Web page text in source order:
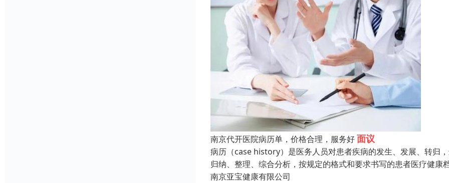
南京代开医院病历单，价格合理，服务好面议
病历（case history）是医务人员对患者疾病的发生、发展、转归
归纳、整理、综合分析，按规定的格式和要求书写的患者医疗健
南京亚宝健康有限公司